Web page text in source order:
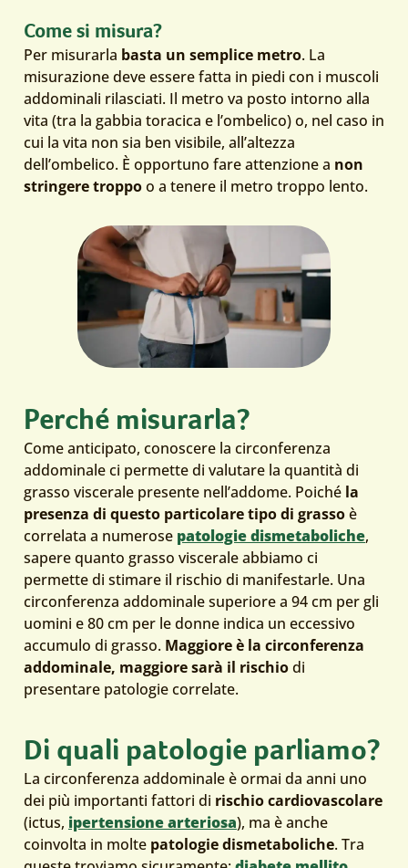
Come si misura?
Per misurarla basta un semplice metro. La
misurazione deve essere fatta in piedi con i muscoli
addominali rilasciati. Il metro va posto intorno alla
vita (tra la gabbia toracica e l’ombelico) o, nel caso in
cui la vita non sia ben visibile, all’altezza
dell’ombelico. È opportuno fare attenzione a non
stringere troppoo a tenere il metro troppo lento.
Perché misurarla?
Come anticipato, conoscere la circonferenza
addominale ci permette di valutare la quantità di
grasso viscerale presente nell’addome. Poiché la
presenza di questo particolare tipo di grassoè
correlata a numerose patologie dismetaboliche,
sapere quanto grasso viscerale abbiamo ci
permette di stimare il rischio di manifestarle. Una
circonferenza addominale superiore a 94 cm per gli
uomini e 80 cm per le donne indica un eccessivo
accumulo di grasso. Maggiore è la circonferenza
addominale, maggiore sarà il rischiodi
presentare patologie correlate.
Di quali patologie parliamo?
La circonferenza addominale è ormai da anni uno
dei più importanti fattori di rischio cardiovascolare
(ictus, ipertensione arteriosa), ma è anche
coinvolta in molte patologie dismetaboliche. Tra